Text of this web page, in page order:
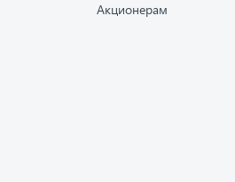
Акционерам